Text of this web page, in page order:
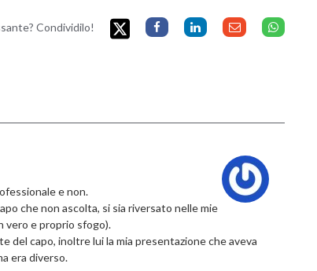
Condividilo!
e non.
che non ascolta, si sia riversato nelle mie
vero e proprio sfogo).
capo, inoltre lui la mia presentazione che aveva
era diverso.